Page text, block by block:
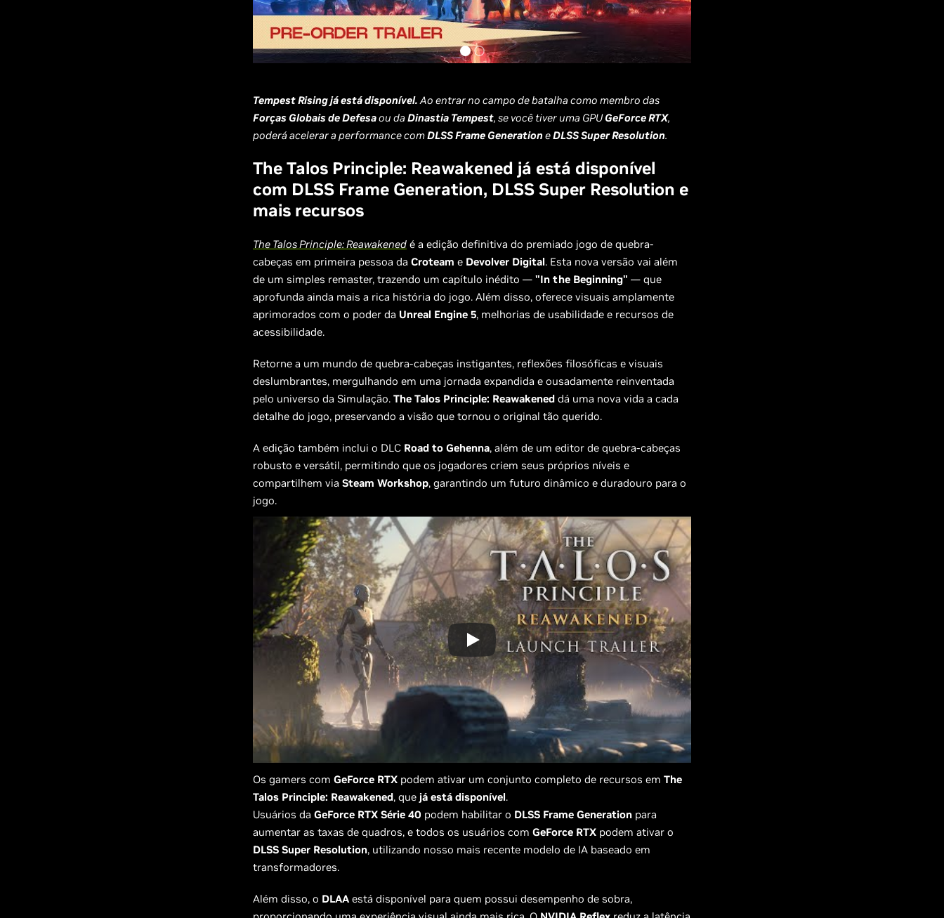
Tempest Rising já está disponível.Ao entrar no campo de batalha como membro das
Forças Globais de Defesaou daDinastia Tempest, se você tiver uma GPUGeForce RTX,
poderá acelerar a performance comDLSS Frame GenerationeDLSS Super Resolution.
The Talos Principle: Reawakened já está disponível
com DLSS Frame Generation, DLSS Super Resolution e
mais recursos
The Talos Principle: Reawakened é a edição definitiva do premiado jogo de quebra-
cabeças em primeira pessoa da Croteam e Devolver Digital. Esta nova versão vai além
de um simples remaster, trazendo um capítulo inédito — "In the Beginning" — que
aprofunda ainda mais a rica história do jogo. Além disso, oferece visuais amplamente
aprimorados com o poder da Unreal Engine 5, melhorias de usabilidade e recursos de
acessibilidade.
Retorne a um mundo de quebra-cabeças instigantes, reflexões filosóficas e visuais
deslumbrantes, mergulhando em uma jornada expandida e ousadamente reinventada
pelo universo da Simulação. The Talos Principle: Reawakened dá uma nova vida a cada
detalhe do jogo, preservando a visão que tornou o original tão querido.
A edição também inclui o DLC Road to Gehenna, além de um editor de quebra-cabeças
robusto e versátil, permitindo que os jogadores criem seus próprios níveis e
compartilhem via Steam Workshop, garantindo um futuro dinâmico e duradouro para o
jogo.
Os gamers com GeForce RTX podem ativar um conjunto completo de recursos em The
Talos Principle: Reawakened, que já está disponível.
Usuários da GeForce RTX Série 40 podem habilitar o DLSS Frame Generation para
aumentar as taxas de quadros, e todos os usuários com GeForce RTX podem ativar o
DLSS Super Resolution, utilizando nosso mais recente modelo de IA baseado em
transformadores.
Além disso, o DLAA está disponível para quem possui desempenho de sobra,